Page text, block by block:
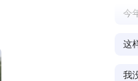
今
这
我